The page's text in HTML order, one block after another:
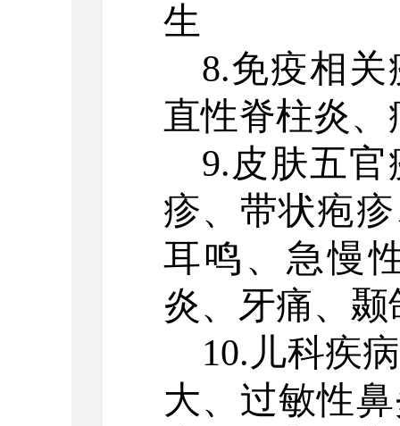
生
8.免疫相
直性脊柱炎、
9.皮肤五
疹、带状疱
耳鸣、急慢
炎、牙痛、
10.儿科疾
大、过敏性